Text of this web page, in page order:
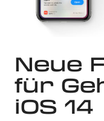
Neue
für
iOS 14